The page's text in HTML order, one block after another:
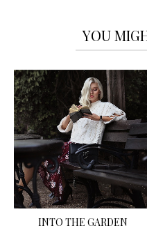
YOU
INTO THE GARDEN